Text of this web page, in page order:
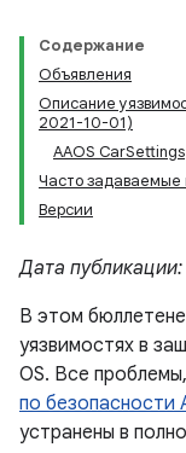
Содержание
Объявления
Описание
2021-10-01)
AAOS CarSettings
Часто задаваемые
Версии
Дата публикации:
В этом
уязвимостях в
OS. Все
по безопасности
устранены в